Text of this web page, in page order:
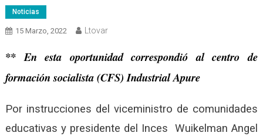
Noticias
15 Marzo, 2022 Ltovar
** En esta oportunidad correspondió al centro de
formación socialista (CFS) Industrial Apure
Por instrucciones del viceministro de comunidades
educativas y presidente del Inces Wuikelman Angel